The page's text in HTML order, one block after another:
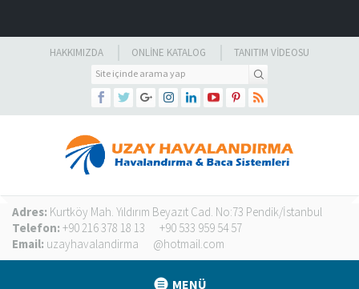
HAKKIMIZDA ONLINE KATALOG TANITIM VIDEOSU
Adres: Kurtköy Mah. Yıldırım Beyazıt Cad. No:73 Pendik/İstanbul
Telefon: +90 216 378 18 13
+90 533 959 54 57
Email: uzayhavalandirma @hotmail.com
MENÜ